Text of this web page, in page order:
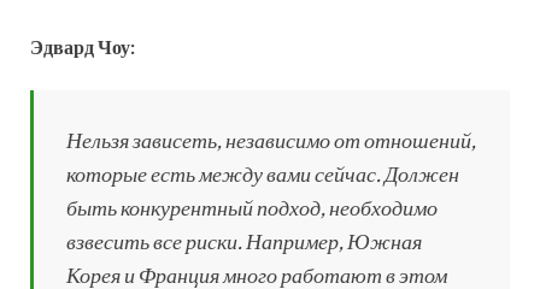
Эдвард Чоу:
Нельзя зависеть, независимо от отношений,
которые есть между вами сейчас. Должен
быть конкурентный подход, необходимо
взвесить все риски. Например, Южная
Корея и Франция много работают в этом